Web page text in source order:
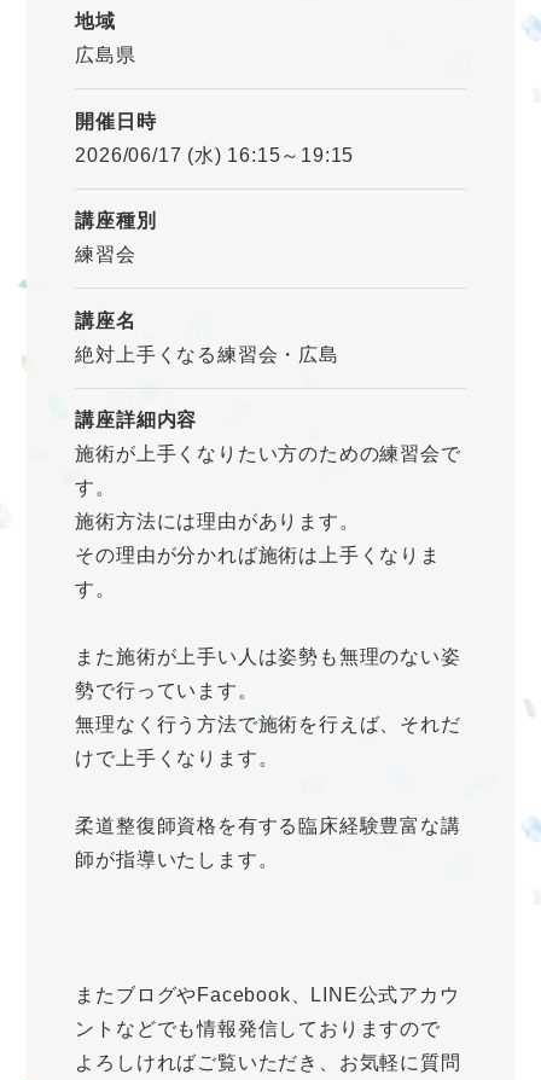
地域
広島県
開催日時
2026/06/17 (水) 16:15～19:15
講座種別
練習会
講座名
絶対上手くなる練習会・広島
講座詳細内容
施術が上手くなりたい方のための練習会で
す。
施術方法には理由があります。
その理由が分かれば施術は上手くなりま
す。
また施術が上手い人は姿勢も無理のない姿
勢で行っています。
無理なく行う方法で施術を行えば、それだ
けで上手くなります。
柔道整復師資格を有する臨床経験豊富な講
師が指導いたします。
またブログやFacebook、LINE公式アカウ
ントなどでも情報発信しておりますので
よろしければご覧いただき、お気軽に質問